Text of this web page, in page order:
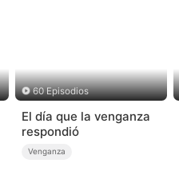
60 Episodios
El día que la venganza
respondió
Venganza